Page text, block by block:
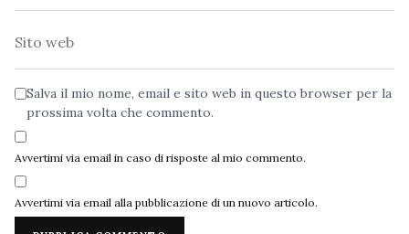
Salva il mio nome, email e sito web in questo browser per la
prossima volta che commento.
Avvertimi via email in caso di risposte al mio commento.
Avvertimi via email alla pubblicazione di un nuovo articolo.